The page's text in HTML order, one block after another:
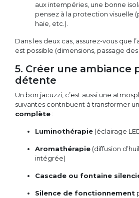
aux intempéries, une bonne
pensez à la protection visuelle
haie, etc.).
Dans les deux cas, assurez-vous que
est possible (dimensions, passage
5. Créer une ambiance
détente
Un bon jacuzzi, c’est aussi une
suivantes contribuent à transformer
complète :
Luminothérapie (éclairage
Aromathérapie (diffusion
intégrée)
Cascade ou fontaine
Silence de fonctionnement